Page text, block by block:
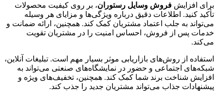
برای افزایش فروش وسایل رستوران، بر روی کیفیت محصولات
تأکید کنید. اطلاعات دقیق درباره ویژگی‌ها و مزایای هر وسیله
می‌تواند به جلب اعتماد مشتریان کمک کند. همچنین، ارائه ضمانت و
خدمات پس از فروش، احساس امنیت را در مشتریان تقویت
می‌کند.
استفاده از روش‌های بازاریابی موثر بسیار مهم است. تبلیغات آنلاین،
شبکه‌های اجتماعی و حضور در نمایشگاه‌های صنعتی می‌تواند به
افزایش شناخت برند شما کمک کند. همچنین، تخفیف‌های ویژه و
پیشنهادات جذاب می‌تواند مشتریان جدید را جذب کند.